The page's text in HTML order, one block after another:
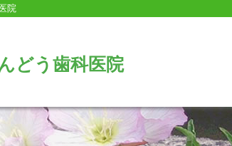
院
どう歯科医院